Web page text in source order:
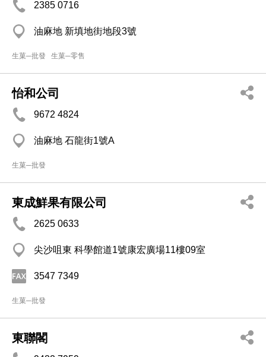
2385 0716
油麻地 新填地街地段3號
生菓─批發 生菓─零售
怡和公司
9672 4824
油麻地 石龍街1號A
生菓─批發
東成鮮果有限公司
2625 0633
尖沙咀東 科學館道1號康宏廣場11樓09室
3547 7349
生菓─批發
東聯閣